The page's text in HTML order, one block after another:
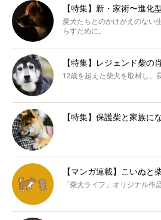
【特集】新・家術〜進化
愛犬たちとのかけがえのない
らすために。
【特集】レジェンド柴の
12歳を超えた柴犬を取材し、
【特集】保護柴と家族に
【マンガ連載】こいぬと
「柴犬ライフ」オリジナル作